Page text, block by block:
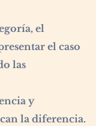
el
el caso
las
y
la diferencia.